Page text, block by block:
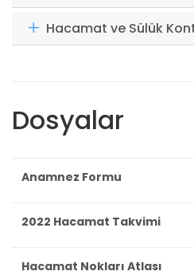
Hacamat ve Sülük
Dosyalar
Anamnez Formu
2022 Hacamat Takvimi
Hacamat Nokları Atlası